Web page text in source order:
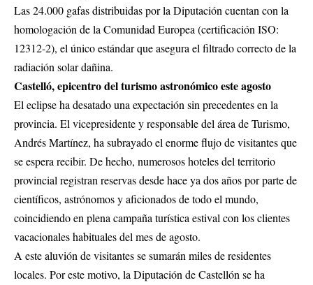
Las 24.000 gafas distribuidas por la Diputación cuentan con la
homologación de la Comunidad Europea (certificación ISO:
12312-2), el único estándar que asegura el filtrado correcto de la
radiación solar dañina.
Castelló, epicentro del turismo astronómico este agosto
El eclipse ha desatado una expectación sin precedentes en la
provincia. El vicepresidente y responsable del área de Turismo,
Andrés Martínez, ha subrayado el enorme flujo de visitantes que
se espera recibir. De hecho, numerosos hoteles del territorio
provincial registran reservas desde hace ya dos años por parte de
científicos, astrónomos y aficionados de todo el mundo,
coincidiendo en plena campaña turística estival con los clientes
vacacionales habituales del mes de agosto.
A este aluvión de visitantes se sumarán miles de residentes
locales. Por este motivo, la Diputación de Castellón se ha